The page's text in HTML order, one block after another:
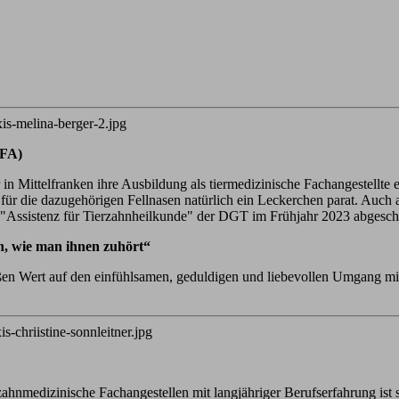
Mittelfranken ihre Ausbildung als tiermedizinische Fachangestellte
die dazugehörigen Fellnasen natürlich ein Leckerchen parat.
für Tierzahnheilkunde" der DGT im Frühjahr 2023
wie man ihnen zuhört“
Wert auf den einfühlsamen, geduldigen und liebevollen Umgang
Fachangestellen mit langjähriger Berufserfahrung